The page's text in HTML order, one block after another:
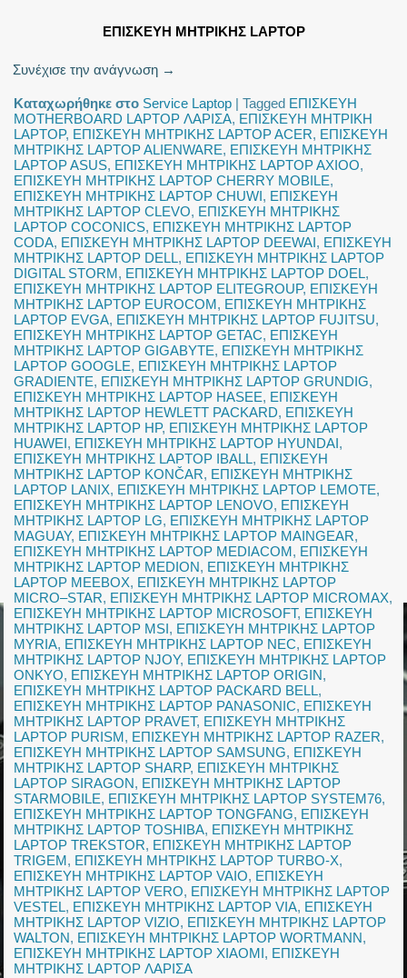
ΕΠΙΣΚΕΥΗ ΜΗΤΡΙΚΗΣ LAPTOP
Συνέχισε την ανάγνωση →
Καταχωρήθηκε στο Service Laptop |Tagged ΕΠΙΣΚΕΥΗ
MOTHERBOARD LAPTOP ΛΑΡΙΣΑ, ΕΠΙΣΚΕΥΗ ΜΗΤΡΙΚΗ
LAPTOP, ΕΠΙΣΚΕΥΗ ΜΗΤΡΙΚΗΣ LAPTOP ACER, ΕΠΙΣΚΕΥΗ
ΜΗΤΡΙΚΗΣ LAPTOP ALIENWARE, ΕΠΙΣΚΕΥΗ ΜΗΤΡΙΚΗΣ
LAPTOP ASUS, ΕΠΙΣΚΕΥΗ ΜΗΤΡΙΚΗΣ LAPTOP AXIOO,
ΕΠΙΣΚΕΥΗ ΜΗΤΡΙΚΗΣ LAPTOP CHERRY MOBILE,
ΕΠΙΣΚΕΥΗ ΜΗΤΡΙΚΗΣ LAPTOP CHUWI, ΕΠΙΣΚΕΥΗ
ΜΗΤΡΙΚΗΣ LAPTOP CLEVO, ΕΠΙΣΚΕΥΗ ΜΗΤΡΙΚΗΣ
LAPTOP COCONICS, ΕΠΙΣΚΕΥΗ ΜΗΤΡΙΚΗΣ LAPTOP
CODA, ΕΠΙΣΚΕΥΗ ΜΗΤΡΙΚΗΣ LAPTOP DEEWAI, ΕΠΙΣΚΕΥΗ
ΜΗΤΡΙΚΗΣ LAPTOP DELL, ΕΠΙΣΚΕΥΗ ΜΗΤΡΙΚΗΣ LAPTOP
DIGITAL STORM, ΕΠΙΣΚΕΥΗ ΜΗΤΡΙΚΗΣ LAPTOP DOEL,
ΕΠΙΣΚΕΥΗ ΜΗΤΡΙΚΗΣ LAPTOP ELITEGROUP, ΕΠΙΣΚΕΥΗ
ΜΗΤΡΙΚΗΣ LAPTOP EUROCOM, ΕΠΙΣΚΕΥΗ ΜΗΤΡΙΚΗΣ
LAPTOP EVGA, ΕΠΙΣΚΕΥΗ ΜΗΤΡΙΚΗΣ LAPTOP FUJITSU,
ΕΠΙΣΚΕΥΗ ΜΗΤΡΙΚΗΣ LAPTOP GETAC, ΕΠΙΣΚΕΥΗ
ΜΗΤΡΙΚΗΣ LAPTOP GIGABYTE, ΕΠΙΣΚΕΥΗ ΜΗΤΡΙΚΗΣ
LAPTOP GOOGLE, ΕΠΙΣΚΕΥΗ ΜΗΤΡΙΚΗΣ LAPTOP
GRADIENTE, ΕΠΙΣΚΕΥΗ ΜΗΤΡΙΚΗΣ LAPTOP GRUNDIG,
ΕΠΙΣΚΕΥΗ ΜΗΤΡΙΚΗΣ LAPTOP HASEE, ΕΠΙΣΚΕΥΗ
ΜΗΤΡΙΚΗΣ LAPTOP HEWLETT PACKARD, ΕΠΙΣΚΕΥΗ
ΜΗΤΡΙΚΗΣ LAPTOP HP, ΕΠΙΣΚΕΥΗ ΜΗΤΡΙΚΗΣ LAPTOP
HUAWEI, ΕΠΙΣΚΕΥΗ ΜΗΤΡΙΚΗΣ LAPTOP HYUNDAI,
ΕΠΙΣΚΕΥΗ ΜΗΤΡΙΚΗΣ LAPTOP IBALL, ΕΠΙΣΚΕΥΗ
ΜΗΤΡΙΚΗΣ LAPTOP KONČAR, ΕΠΙΣΚΕΥΗ ΜΗΤΡΙΚΗΣ
LAPTOP LANIX, ΕΠΙΣΚΕΥΗ ΜΗΤΡΙΚΗΣ LAPTOP LEMOTE,
ΕΠΙΣΚΕΥΗ ΜΗΤΡΙΚΗΣ LAPTOP LENOVO, ΕΠΙΣΚΕΥΗ
ΜΗΤΡΙΚΗΣ LAPTOP LG, ΕΠΙΣΚΕΥΗ ΜΗΤΡΙΚΗΣ LAPTOP
MAGUAY, ΕΠΙΣΚΕΥΗ ΜΗΤΡΙΚΗΣ LAPTOP MAINGEAR,
ΕΠΙΣΚΕΥΗ ΜΗΤΡΙΚΗΣ LAPTOP MEDIACOM, ΕΠΙΣΚΕΥΗ
ΜΗΤΡΙΚΗΣ LAPTOP MEDION, ΕΠΙΣΚΕΥΗ ΜΗΤΡΙΚΗΣ
LAPTOP MEEBOX, ΕΠΙΣΚΕΥΗ ΜΗΤΡΙΚΗΣ LAPTOP
MICRO–STAR, ΕΠΙΣΚΕΥΗ ΜΗΤΡΙΚΗΣ LAPTOP MICROMAX,
ΕΠΙΣΚΕΥΗ ΜΗΤΡΙΚΗΣ LAPTOP MICROSOFT, ΕΠΙΣΚΕΥΗ
ΜΗΤΡΙΚΗΣ LAPTOP MSI, ΕΠΙΣΚΕΥΗ ΜΗΤΡΙΚΗΣ LAPTOP
MYRIA, ΕΠΙΣΚΕΥΗ ΜΗΤΡΙΚΗΣ LAPTOP NEC, ΕΠΙΣΚΕΥΗ
ΜΗΤΡΙΚΗΣ LAPTOP NJOY, ΕΠΙΣΚΕΥΗ ΜΗΤΡΙΚΗΣ LAPTOP
ONKYO, ΕΠΙΣΚΕΥΗ ΜΗΤΡΙΚΗΣ LAPTOP ORIGIN,
ΕΠΙΣΚΕΥΗ ΜΗΤΡΙΚΗΣ LAPTOP PACKARD BELL,
ΕΠΙΣΚΕΥΗ ΜΗΤΡΙΚΗΣ LAPTOP PANASONIC, ΕΠΙΣΚΕΥΗ
ΜΗΤΡΙΚΗΣ LAPTOP PRAVET, ΕΠΙΣΚΕΥΗ ΜΗΤΡΙΚΗΣ
LAPTOP PURISM, ΕΠΙΣΚΕΥΗ ΜΗΤΡΙΚΗΣ LAPTOP RAZER,
ΕΠΙΣΚΕΥΗ ΜΗΤΡΙΚΗΣ LAPTOP SAMSUNG, ΕΠΙΣΚΕΥΗ
ΜΗΤΡΙΚΗΣ LAPTOP SHARP, ΕΠΙΣΚΕΥΗ ΜΗΤΡΙΚΗΣ
LAPTOP SIRAGON, ΕΠΙΣΚΕΥΗ ΜΗΤΡΙΚΗΣ LAPTOP
STARMOBILE, ΕΠΙΣΚΕΥΗ ΜΗΤΡΙΚΗΣ LAPTOP SYSTEM76,
ΕΠΙΣΚΕΥΗ ΜΗΤΡΙΚΗΣ LAPTOP TONGFANG, ΕΠΙΣΚΕΥΗ
ΜΗΤΡΙΚΗΣ LAPTOP TOSHIBA, ΕΠΙΣΚΕΥΗ ΜΗΤΡΙΚΗΣ
LAPTOP TREKSTOR, ΕΠΙΣΚΕΥΗ ΜΗΤΡΙΚΗΣ LAPTOP
TRIGEM, ΕΠΙΣΚΕΥΗ ΜΗΤΡΙΚΗΣ LAPTOP TURBO-X,
ΕΠΙΣΚΕΥΗ ΜΗΤΡΙΚΗΣ LAPTOP VAIO, ΕΠΙΣΚΕΥΗ
ΜΗΤΡΙΚΗΣ LAPTOP VERO, ΕΠΙΣΚΕΥΗ ΜΗΤΡΙΚΗΣ LAPTOP
VESTEL, ΕΠΙΣΚΕΥΗ ΜΗΤΡΙΚΗΣ LAPTOP VIA, ΕΠΙΣΚΕΥΗ
ΜΗΤΡΙΚΗΣ LAPTOP VIZIO, ΕΠΙΣΚΕΥΗ ΜΗΤΡΙΚΗΣ LAPTOP
WALTON, ΕΠΙΣΚΕΥΗ ΜΗΤΡΙΚΗΣ LAPTOP WORTMANN,
ΕΠΙΣΚΕΥΗ ΜΗΤΡΙΚΗΣ LAPTOP XIAOMI, ΕΠΙΣΚΕΥΗ
ΜΗΤΡΙΚΗΣ LAPTOP ΛΑΡΙΣΑ